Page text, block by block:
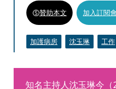
贊助本文 加入訂閱
加護病房 沈玉琳 工作
知名主持人沈玉琳今